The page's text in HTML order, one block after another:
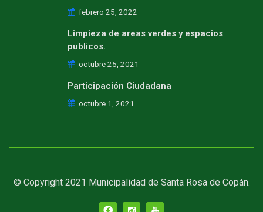
febrero 25, 2022
Limpieza de areas verdes y espacios
publicos.
octubre 25, 2021
Participación Ciudadana
octubre 1, 2021
© Copyright 2021 Municipalidad de Santa Rosa de Copán.